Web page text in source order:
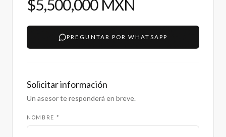
$5,500,000 MXN
PREGUNTAR POR WHATSAPP
Solicitar información
Un asesor te responderá en breve.
NOMBRE *